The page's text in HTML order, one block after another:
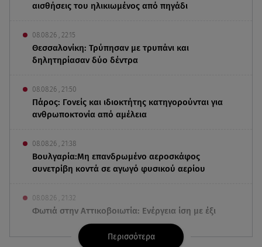
αισθήσεις του ηλικιωμένος από πηγάδι
08.08.26 , 22:15
Θεσσαλονίκη: Τρύπησαν με τρυπάνι και
δηλητηρίασαν δύο δέντρα
08.08.26 , 21:50
Πάρος: Γονείς και ιδιοκτήτης κατηγορούνται για
ανθρωποκτονία από αμέλεια
08.08.26 , 21:38
Βουλγαρία:Μη επανδρωμένο αεροσκάφος
συνετρίβη κοντά σε αγωγό φυσικού αερίου
08.08.26 , 21:32
Φωτιά στην Αττικοβοιωτία: Ενέργεια ίση με έξι
ατομικές βόμβες
Περισσότερα